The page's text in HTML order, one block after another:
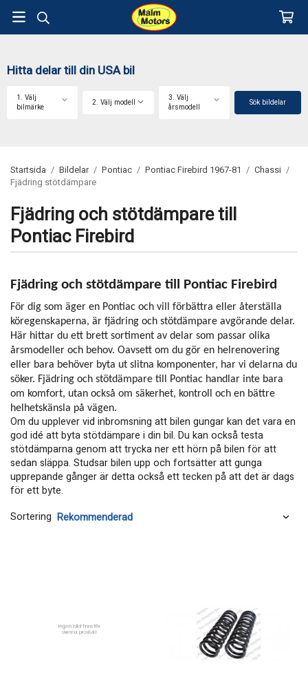
Hitta delar till din USA bil
1. Välj
bilmärke
2. Välj modell
3. Välj
årsmodell
Sök bildelar
Startsida / Bildelar / Pontiac / Pontiac Firebird 1967-81 / Chassi /
Fjädring stötdämpare
Fjädring och stötdämpare till
Pontiac Firebird
Fjädring och stötdämpare till Pontiac Firebird
För dig som äger en Pontiac och vill förbättra eller återställa
köregenskaperna, är fjädring och stötdämpare avgörande delar.
Här hittar du ett brett sortiment av delar som passar olika
årsmodeller och behov. Oavsett om du gör en helrenovering
eller bara behöver byta ut slitna komponenter, har vi delarna du
söker. Fjädring och stötdämpare till Pontiac handlar inte bara
om komfort, utan också om säkerhet, kontroll och en bättre
helhetskänsla på vägen.
Om du upplever vid inbromsning att bilen gungar kan det vara en
god idé att byta stötdämpare i din bil. Du kan också testa
stötdämparna genom att trycka ner ett hörn på bilen för att
sedan släppa. Studsar bilen upp och fortsätter att gunga
upprepande gånger är detta också ett tecken på att det är dags
för ett byte.
Sortering